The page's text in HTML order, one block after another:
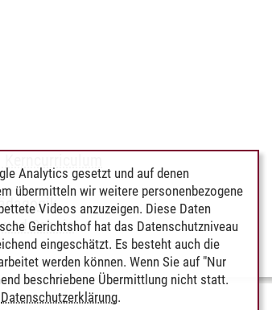
Schule
Analytics gesetzt und auf denen
übermitteln wir weitere personenbezogene
Videos anzuzeigen. Diese Daten
Gerichtshof hat das Datenschutzniveau
eingeschätzt. Es besteht auch die
werden können. Wenn Sie auf "Nur
beschriebene Übermittlung nicht statt.
Datenschutzerklärung.